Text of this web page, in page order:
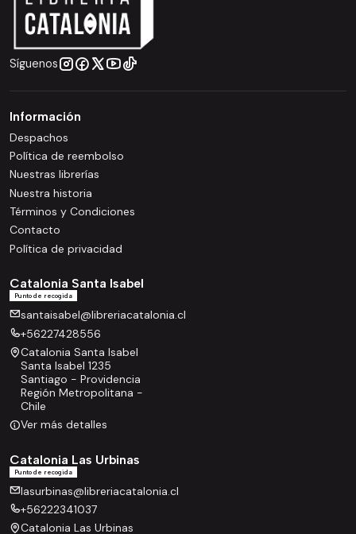
Síguenos
Información
Despachos
Política de reembolso
Nuestras librerías
Nuestra historia
Términos y Condiciones
Contacto
Política de privacidad
Catalonia Santa Isabel
Punto de recogida
santaisabel@libreriacatalonia.cl
+56227428556
Catalonia Santa Isabel
Santa Isabel 1235
Santiago - Providencia
Región Metropolitana -
Chile
Ver más detalles
Catalonia Las Urbinas
Punto de recogida
lasurbinas@libreriacatalonia.cl
+56222341037
Catalonia Las Urbinas